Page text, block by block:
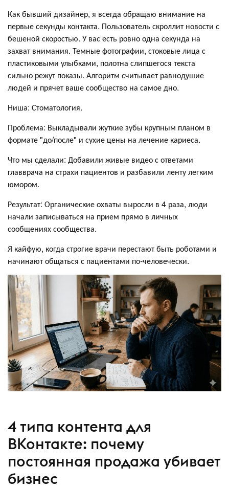
Как бывший дизайнер, я всегда обращаю внимание на
первые секунды контакта. Пользователь скроллит новости с
бешеной скоростью. У вас есть ровно одна секунда на
захват внимания. Темные фотографии, стоковые лица с
пластиковыми улыбками, полотна слипшегося текста
сильно режут показы. Алгоритм считывает равнодушие
людей и прячет ваше сообщество на самое дно.
Ниша: Стоматология.
Проблема: Выкладывали жуткие зубы крупным планом в
формате "до/после" и сухие цены на лечение кариеса.
Что мы сделали: Добавили живые видео с ответами
главврача на страхи пациентов и разбавили ленту легким
юмором.
Результат: Органические охваты выросли в 4 раза, люди
начали записываться на прием прямо в личных
сообщениях сообщества.
Я кайфую, когда строгие врачи перестают быть роботами и
начинают общаться с пациентами по-человечески.
4 типа контента для
ВКонтакте: почему
постоянная продажа убивает
бизнес